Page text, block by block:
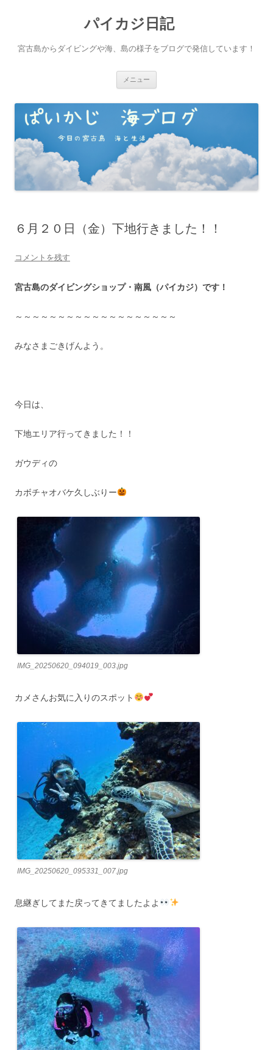
パイカジ日記
宮古島からダイビングや海、島の様子をブログで発信しています！
メニュー
ツ
へ
ス
キ
ッ
プ
６月２０日（金）下地行きました！！
コメントを残す
宮古島のダイビングショップ・南風（パイカジ）です！
～～～～～～～～～～～～～～～～～～～
みなさまごきげんよう。
今日は、
下地エリア行ってきました！！
ガウディの
カボチャオバケ久しぶりー
IMG_20250620_094019_003.jpg
カメさんお気に入りのスポット
IMG_20250620_095331_007.jpg
息継ぎしてまた戻ってきてましたよよ